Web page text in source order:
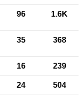
96 1.6K
35 368
16 239
24 504